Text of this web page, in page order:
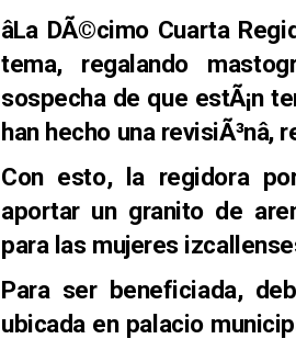
âLa DÃ©cimo Cuarta
tema, regalando
sospecha de que estÃ¡n
han hecho una
Con esto, la regidora
aportar un granito de
para las mujeres
Para ser beneficiada,
ubicada en palacio